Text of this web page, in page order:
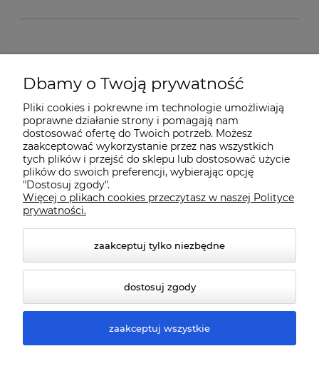
O nas
Dostawa i płatności
Pomoc
Gwarancja i Serwis
© 2026 www.qmart.pl. Wszelkie prawa zastrzeżone.
Dbamy o Twoją prywatność
Pliki cookies i pokrewne im technologie umożliwiają
poprawne działanie strony i pomagają nam
dostosować ofertę do Twoich potrzeb. Możesz
zaakceptować wykorzystanie przez nas wszystkich
tych plików i przejść do sklepu lub dostosować użycie
plików do swoich preferencji, wybierając opcję
"Dostosuj zgody".
Więcej o plikach cookies przeczytasz w naszej Polityce
prywatności.
zaakceptuj tylko niezbędne
dostosuj zgody
zaakceptuj wszystkie